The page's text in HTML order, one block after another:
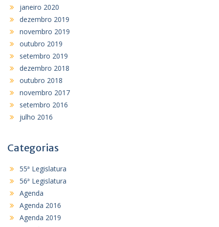
janeiro 2020
dezembro 2019
novembro 2019
outubro 2019
setembro 2019
dezembro 2018
outubro 2018
novembro 2017
setembro 2016
julho 2016
Categorias
55ª Legislatura
56ª Legislatura
Agenda
Agenda 2016
Agenda 2019